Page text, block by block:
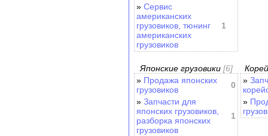
» Cервис
американских
грузовиков, тюнинг
американских
грузовиков
1
Японские грузовики [6]
» Продажа японских
грузовиков
0
» Запчасти для
японских грузовиков,
разборка японских
грузовиков
1
»
»